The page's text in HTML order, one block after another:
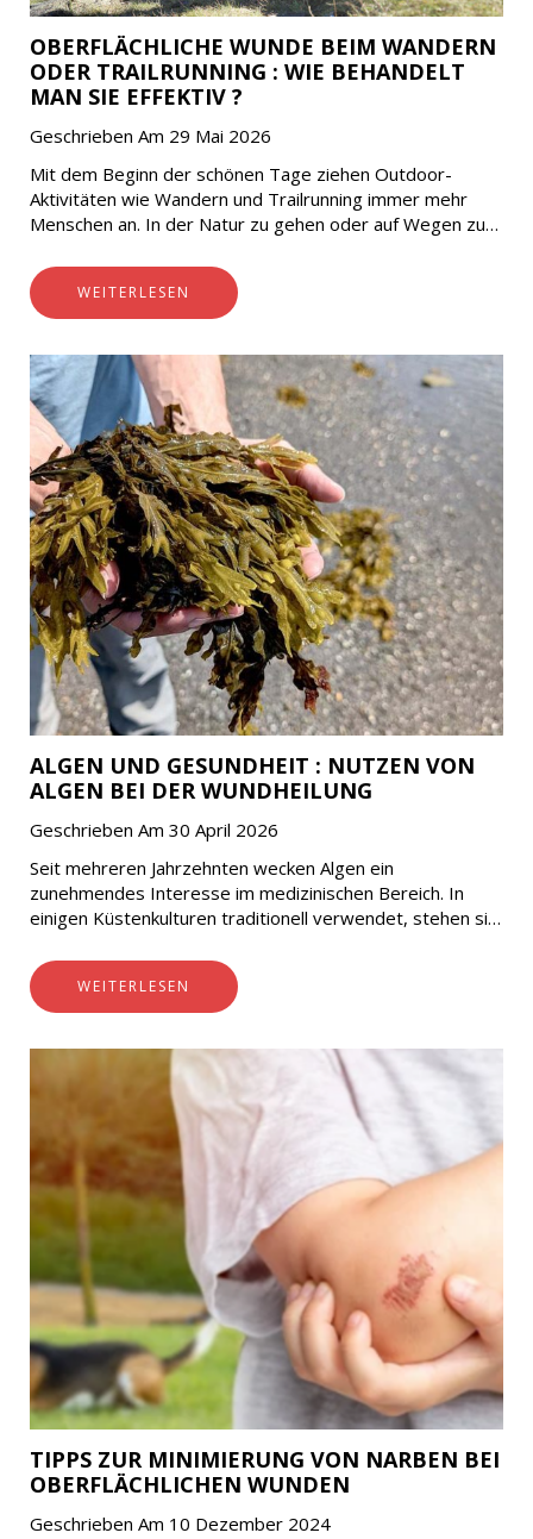
OBERFLÄCHLICHE WUNDE BEIM WANDERN
ODER TRAILRUNNING : WIE BEHANDELT
MAN SIE EFFEKTIV ?
Geschrieben Am 29 Mai 2026
Mit dem Beginn der schönen Tage ziehen Outdoor-
Aktivitäten wie Wandern und Trailrunning immer mehr
Menschen an. In der Natur zu gehen oder auf Wegen zu
WEITERLESEN
ALGEN UND GESUNDHEIT : NUTZEN VON
ALGEN BEI DER WUNDHEILUNG
Geschrieben Am 30 April 2026
Seit mehreren Jahrzehnten wecken Algen ein
zunehmendes Interesse im medizinischen Bereich. In
einigen Küstenkulturen traditionell verwendet, stehen sie
Biomedizin, insbesondere zur Beschleunigung der…
WEITERLESEN
TIPPS ZUR MINIMIERUNG VON NARBEN BEI
OBERFLÄCHLICHEN WUNDEN
Geschrieben Am 10 Dezember 2024